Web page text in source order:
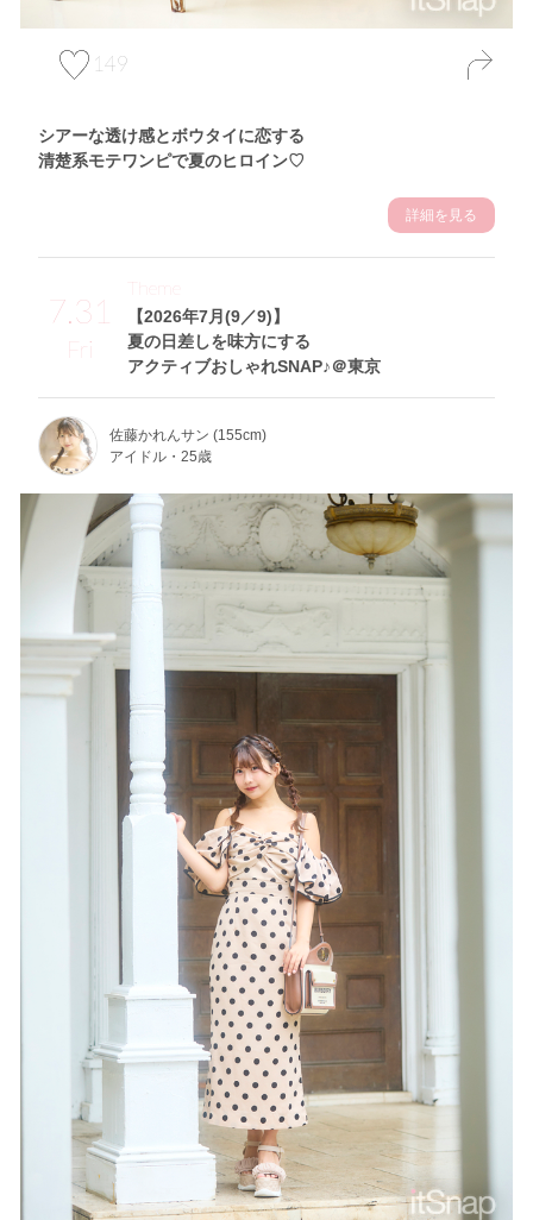
149
シアーな透け感とボウタイに恋する
清楚系モテワンピで夏のヒロイン♡
詳細を見る
7.31
Fri
【2026年7月(9／9)】
夏の日差しを味方にする
アクティブおしゃれSNAP♪＠東京
Theme
佐藤かれんサン (155cm)
アイドル・25歳